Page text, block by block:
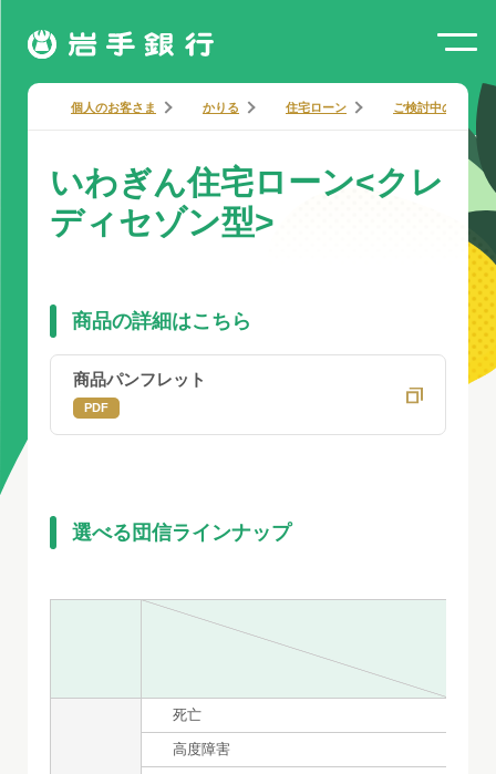
個人のお客さま かりる 住宅ローン ご検討中のお客様
いわぎん住宅ローン<クレ
ディセゾン型>
商品の詳細はこちら
商品パンフレット
PDF
選べる団信ラインナップ
死亡
高度障害